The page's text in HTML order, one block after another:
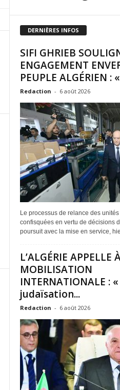
DERNIÈRES INFOS
SIFI GHRIEB
ENGAGEMENT
PEUPLE ALGÉRIEN :
Redaction - 6 août 2026
Le processus de relance des
confisquées en vertu de décisions
poursuit avec la mise en service,
L’ALGÉRIE APPELLE
MOBILISATION
INTERNATIONALE :
judaïsation...
Redaction - 6 août 2026